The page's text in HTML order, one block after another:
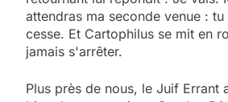
attendras ma seconde venue : tu
cesse. Et Cartophilus se mit en
jamais s'arrêter.
Plus près de nous, le Juif Errant